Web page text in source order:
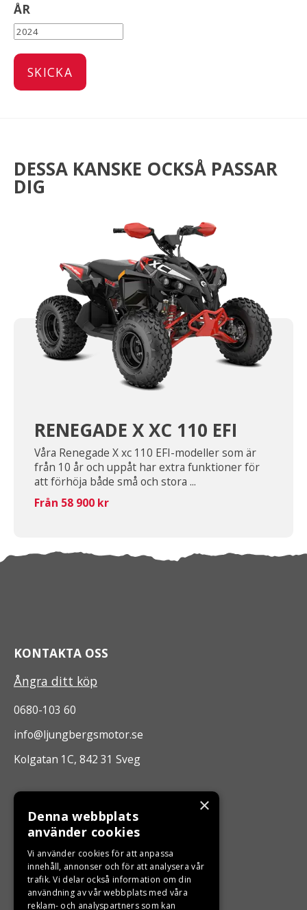
ÅR
DESSA KANSKE OCKSÅ PASSAR
DIG
RENEGADE X XC 110 EFI
Våra Renegade X xc 110 EFI-modeller som är
från 10 år och uppåt har extra funktioner för
att förhöja både små och stora ...
Från 58 900 kr
KONTAKTA OSS
Ångra ditt köp
0680-103 60
info@ljungbergsmotor.se
Kolgatan 1C, 842 31 Sveg
ÖPPETTIDER
Måndag - Fredag 10.00 -17.00
LJUNGBERGS MOTOR
Din BRP återförsäljare i Sveg!
×
Denna webbplats
använder cookies
Vi använder cookies för att anpassa
innehåll, annonser och för att analysera vår
trafik. Vi delar också information om din
användning av vår webbplats med våra
reklam- och analyspartners som kan